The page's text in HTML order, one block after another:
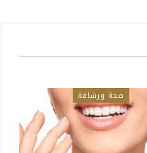
صحة ورشاقة